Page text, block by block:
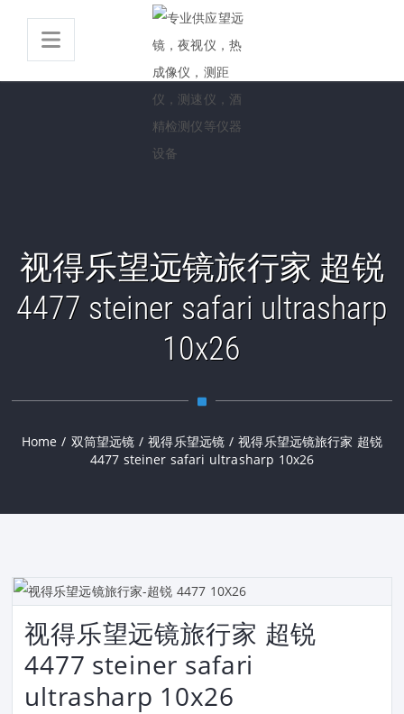
视得乐望远镜旅行家 超锐
4477 steiner safari ultrasharp
10x26
Home / 双筒望远镜 / 视得乐望远镜 / 视得乐望远镜旅行家 超锐
4477 steiner safari ultrasharp 10x26
视得乐望远镜旅行家 超锐
4477 steiner safari
ultrasharp 10x26